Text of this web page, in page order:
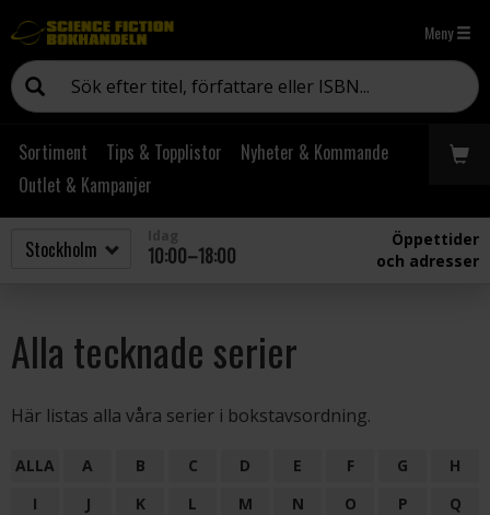
Meny
Sortiment Tips & Topplistor
Nyheter & Kommande
Outlet & Kampanjer
10:00–18:00
Öppettider
och adresser
Alla tecknade serier
Här listas alla våra serier i bokstavsordning.
ALLA A B C D E F G
H
I
J K L M N O P
Q